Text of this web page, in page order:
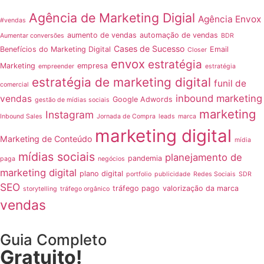
#vendas Agência de Marketing Digial Agência Envox
Aumentar conversões aumento de vendas automação de vendas BDR
Benefícios do Marketing Digital Cases de Sucesso Closer Email
Marketing empreender empresa envox estratégia estratégia
comercial estratégia de marketing digital funil de
vendas gestão de mídias sociais Google Adwords inbound marketing
Inbound Sales Instagram Jornada de Compra leads marca marketing
Marketing de Conteúdo marketing digital mídia
paga mídias sociais negócios pandemia planejamento de
marketing digital plano digital portfolio publicidade Redes Sociais SDR
SEO storytelling tráfego orgânico tráfego pago valorização da marca
vendas
Guia Completo
Gratuito!